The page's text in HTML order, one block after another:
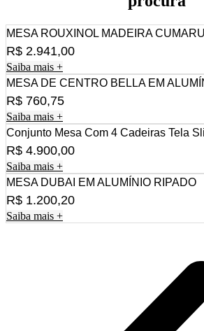
MESA ROUXINOL MADEIRA
R$ 2.941,00
Saiba mais +
MESA DE CENTRO BELLA EM
R$ 760,75
Saiba mais +
Conjunto Mesa Com 4 Cadeiras Tela
R$ 4.900,00
Saiba mais +
MESA DUBAI EM ALUMÍNIO RIPADO
R$ 1.200,20
Saiba mais +